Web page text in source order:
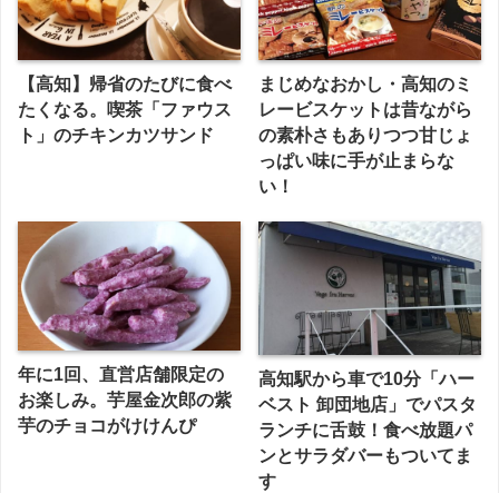
【高知】帰省のたびに食べ
たくなる。喫茶「ファウス
ト」のチキンカツサンド
まじめなおかし・高知のミ
レービスケットは昔ながら
の素朴さもありつつ甘じょ
っぱい味に手が止まらな
い！
年に1回、直営店舗限定の
お楽しみ。芋屋金次郎の紫
芋のチョコがけけんぴ
高知駅から車で10分「ハー
ベスト 卸団地店」でパスタ
ランチに舌鼓！食べ放題パ
ンとサラダバーもついてま
す